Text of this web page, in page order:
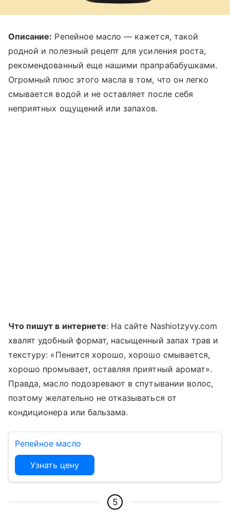
Описание: Репейное масло — кажется, такой
родной и полезный рецепт для усиления роста,
рекомендованный еще нашими прапрабабушками.
Огромный плюс этого масла в том, что он легко
смывается водой и не оставляет после себя
неприятных ощущений или запахов.
Что пишут в интернете: На сайте Nashiotzyvy.com
хвалят удобный формат, насыщенный запах трав и
текстуру: «Пенится хорошо, хорошо смывается,
хорошо промывает, оставляя приятный аромат».
Правда, масло подозревают в спутывании волос,
поэтому желательно не отказываться от
кондиционера или бальзама.
Репейное масло
Узнать цену
5